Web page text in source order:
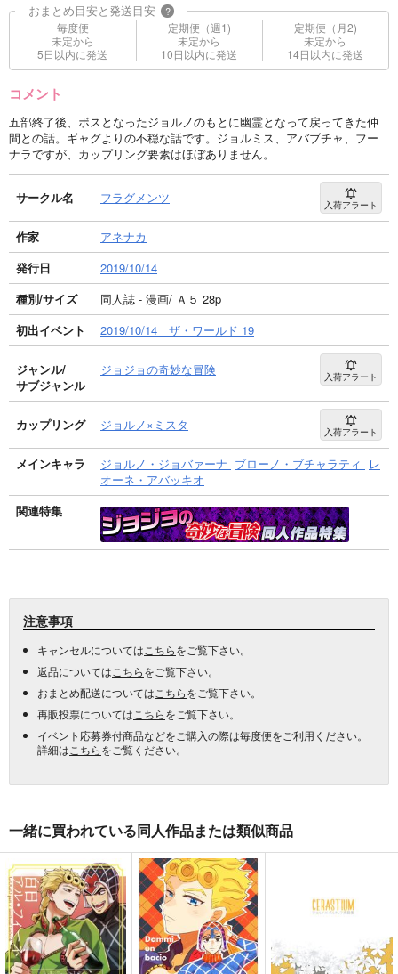
おまとめ目安と発送目安 ?
毎度便
未定から
5日以内に発送
定期便（週1)
未定から
10日以内に発送
定期便（月2)
未定から
14日以内に発送
コメント
五部終了後、ボスとなったジョルノのもとに幽霊となって戻ってきた仲
間との話。ギャグよりの不穏な話です。ジョルミス、アバブチャ、フー
ナラですが、カップリング要素はほぼありません。
サークル名 フラグメンツ 入荷アラート
作家
アネナカ
発行日
2019/10/14
種別/サイズ
同人誌 - 漫画/ Ａ５ 28p
初出イベント
2019/10/14 ザ・ワールド 19
ジャンル/
サブジャンル
ジョジョの奇妙な冒険 入荷アラート
カップリング ジョルノ×ミスタ 入荷アラート
メインキャラ ジョルノ・ジョバァーナ ブローノ・ブチャラティ
レ
オーネ・アバッキオ
関連特集
注意事項
キャンセルについては こちらをご覧下さい。
返品については こちらをご覧下さい。
おまとめ配送については こちらをご覧下さい。
再販投票については こちらをご覧下さい。
イベント応募券付商品などをご購入の際は毎度便をご利用ください。
詳細は こちらをご覧ください。
一緒に買われている同人作品または類似商品